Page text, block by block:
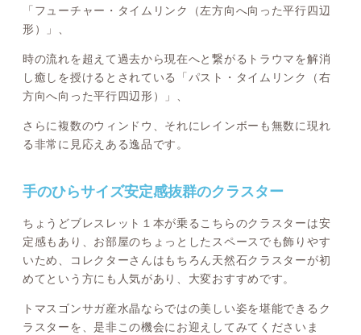
「フューチャー・タイムリンク（左方向へ向った平行四辺
形）」、
時の流れを超えて過去から現在へと繋がるトラウマを解消
し癒しを授けるとされている「パスト・タイムリンク（右
方向へ向った平行四辺形）」、
さらに複数のウィンドウ、それにレインボーも無数に現れ
る非常に見応えある逸品です。
手のひらサイズ安定感抜群のクラスター
ちょうどブレスレット１本が乗るこちらのクラスターは安
定感もあり、お部屋のちょっとしたスペースでも飾りやす
いため、コレクターさんはもちろん天然石クラスターが初
めてという方にも人気があり、大変おすすめです。
トマスゴンサガ産水晶ならではの美しい姿を堪能できるク
ラスターを、是非この機会にお迎えしてみてくださいま